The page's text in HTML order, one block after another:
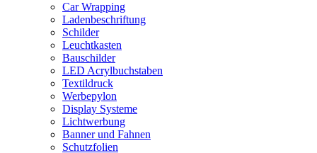
Car Wrapping
Ladenbeschriftung
Schilder
Leuchtkasten
Bauschilder
LED Acrylbuchstaben
Textildruck
Werbepylon
Display Systeme
Lichtwerbung
Banner und Fahnen
Schutzfolien